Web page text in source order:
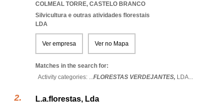
COLMEAL TORRE, CASTELO BRANCO
Silvicultura e outras atividades florestais
LDA
Ver empresa Ver no Mapa
Matches in the search for:
Activity categories: ...FLORESTAS VERDEJANTES, LDA...
L.a.florestas, Lda